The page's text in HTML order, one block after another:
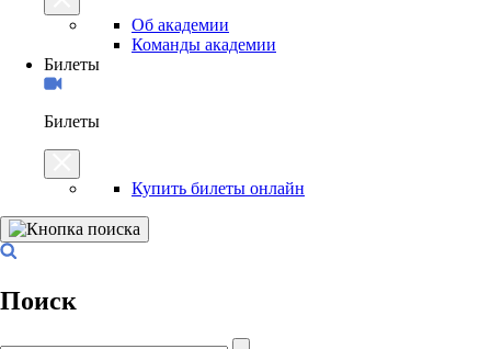
Об академии
Команды академии
Билеты
Билеты
Купить билеты онлайн
Поиск